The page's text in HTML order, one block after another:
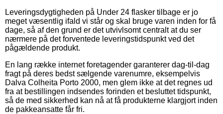
Leveringsdygtigheden på Under 24 flasker tilbage er jo
meget væsentlig ifald vi står og skal bruge varen inden for få
dage, så af den grund er det utvivlsomt centralt at du ser
nærmere på det forventede leveringstidspunkt ved det
pågældende produkt.
En lang række internet foretagender garanterer dag-til-dag
fragt på deres bedst sælgende varenumre, eksempelvis
Dalva Colheita Porto 2000, men glem ikke at det regnes ud
fra at bestillingen indsendes forinden et besluttet tidspunkt,
så de med sikkerhed kan nå at få produkterne klargjort inden
de pakkeansatte får fri.